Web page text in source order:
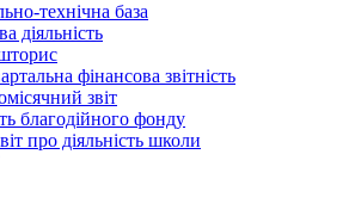
технічна база
діяльність
фінансова звітність
звіт
благодійного фонду
про діяльність школи